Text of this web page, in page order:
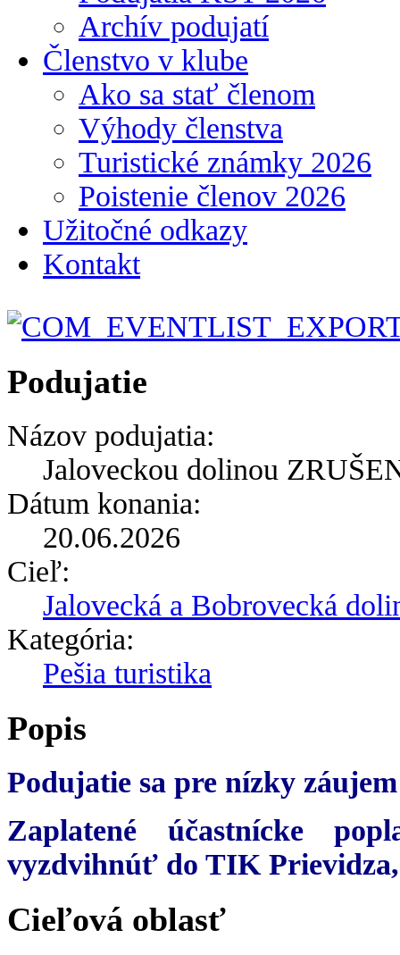
Archív podujatí
Členstvo v klube
Ako sa stať členom
Výhody členstva
Turistické známky 2026
Poistenie členov 2026
Užitočné odkazy
Kontakt
Podujatie
Názov podujatia:
Jaloveckou dolinou
Dátum konania:
20.06.2026
Cieľ:
Jalovecká a Bobrovecká
Kategória:
Pešia turistika
Popis
Podujatie sa pre nízky
Zaplatené účastnícke
vyzdvihnúť do TIK
Cieľová oblasť